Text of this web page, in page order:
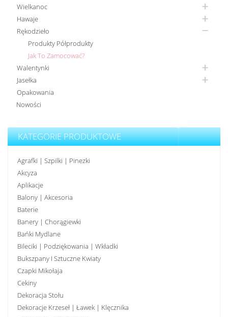
Wielkanoc
Hawaje
Rękodzieło
Produkty Półprodukty
Jak To Zamocować?
Walentynki
Jasełka
Opakowania
Nowości
KATEGORIE PRODUKTOWE
Agrafki | Szpilki | Pinezki
Akcyza
Aplikacje
Balony | Akcesoria
Baterie
Banery | Chorągiewki
Bańki Mydlane
Bileciki | Podziękowania | Wkładki
Bukszpany I Sztuczne Kwiaty
Czapki Mikołaja
Cekiny
Dekoracja Stołu
Dekoracje Krzeseł | Ławek | Klęcznika